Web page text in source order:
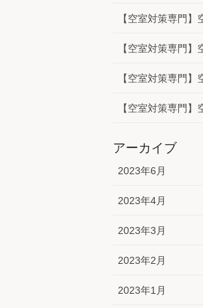
【空室対策専門
【空室対策専門
【空室対策専門
【空室対策専門】
アーカイブ
2023年6月
2023年4月
2023年3月
2023年2月
2023年1月